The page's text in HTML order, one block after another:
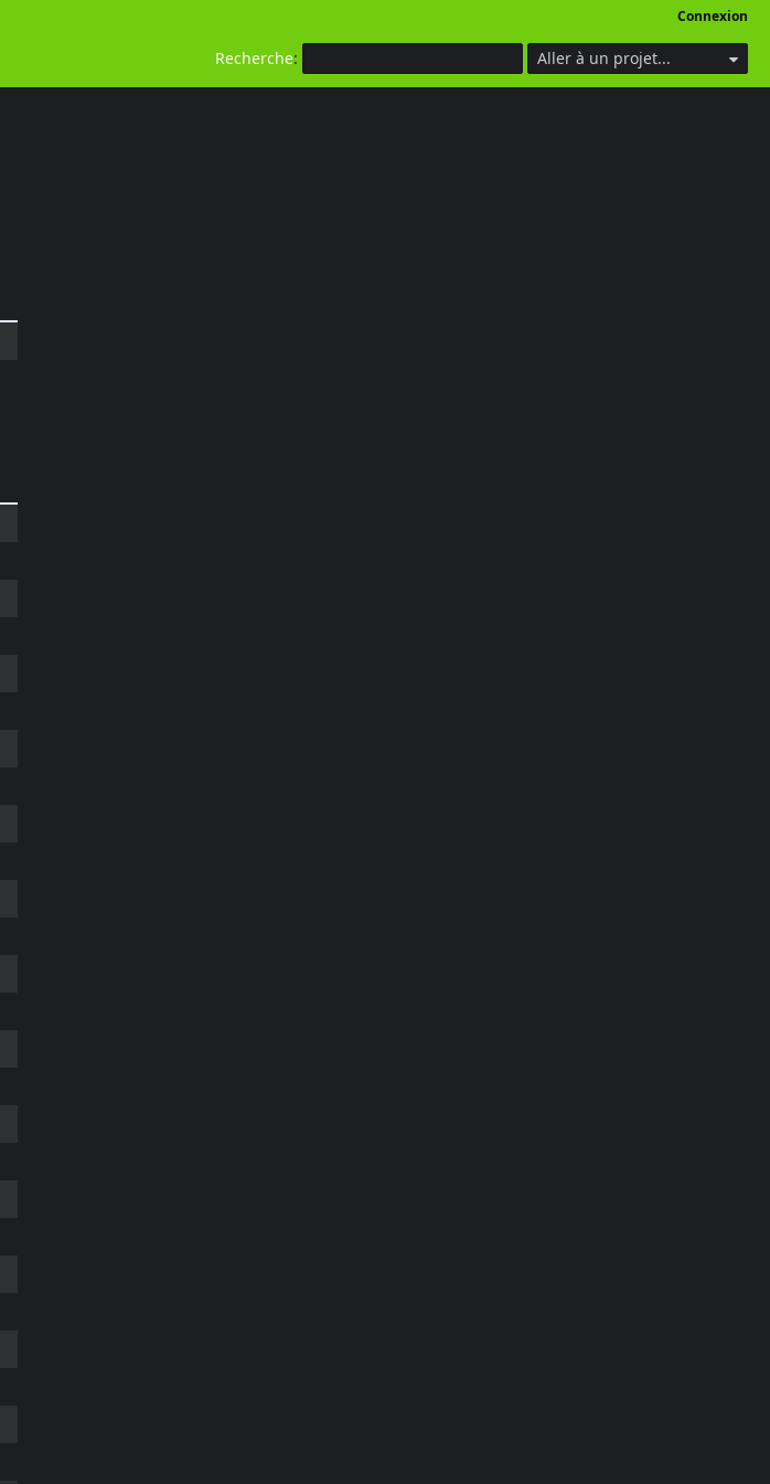
Connexion
Recherche: Aller à un projet...